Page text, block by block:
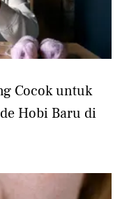
Cocok untuk
Hobi Baru di